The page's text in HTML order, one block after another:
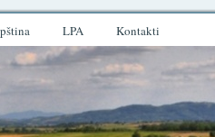
LPA Kontakti